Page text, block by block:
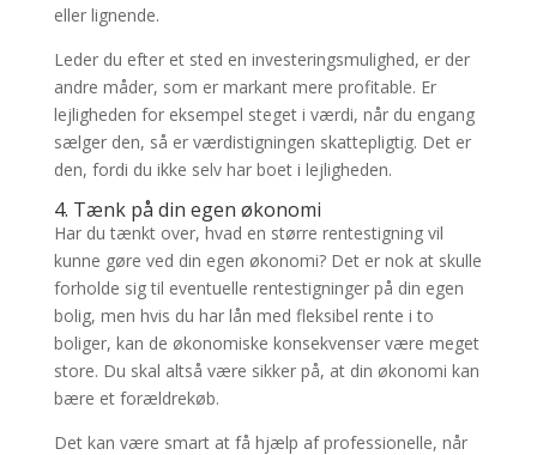
eller lignende.
Leder du efter et sted en investeringsmulighed, er der
andre måder, som er markant mere profitable. Er
lejligheden for eksempel steget i værdi, når du engang
sælger den, så er værdistigningen skattepligtig. Det er
den, fordi du ikke selv har boet i lejligheden.
4. Tænk på din egen økonomi
Har du tænkt over, hvad en større rentestigning vil
kunne gøre ved din egen økonomi? Det er nok at skulle
forholde sig til eventuelle rentestigninger på din egen
bolig, men hvis du har lån med fleksibel rente i to
boliger, kan de økonomiske konsekvenser være meget
store. Du skal altså være sikker på, at din økonomi kan
bære et forældrekøb.
Det kan være smart at få hjælp af professionelle, når